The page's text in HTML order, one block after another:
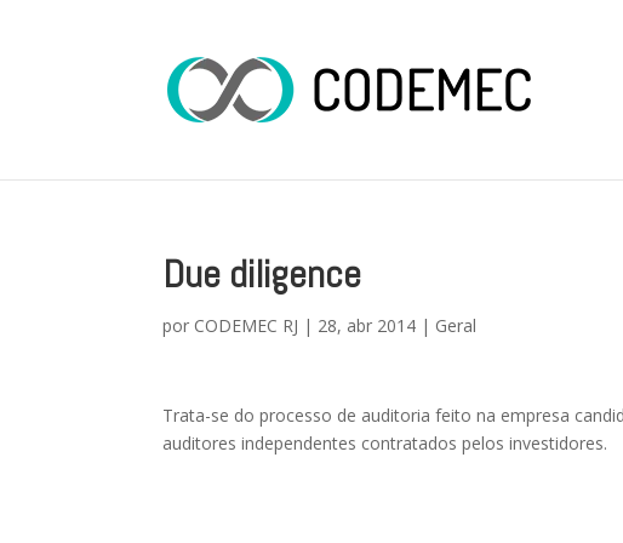
Due diligence
por CODEMEC RJ | 28, abr 2014 | Geral
Trata-se do processo de auditoria feito na empresa
auditores independentes contratados pelos investidores.